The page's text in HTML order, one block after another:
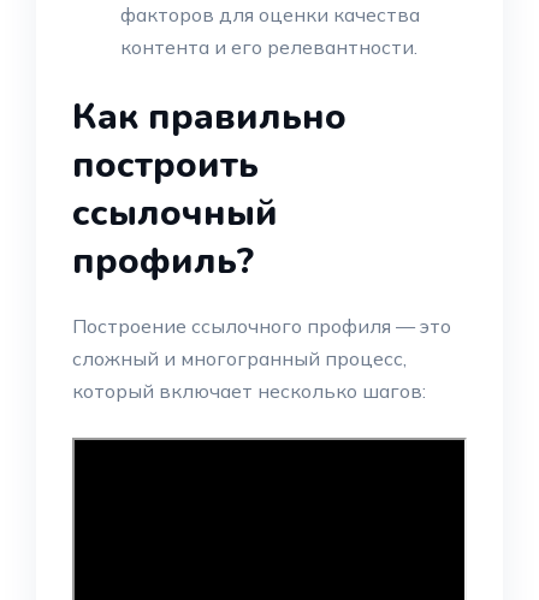
факторов для оценки качества
контента и его релевантности.
Как правильно
построить
ссылочный
профиль?
Построение ссылочного профиля — это
сложный и многогранный процесс,
который включает несколько шагов: